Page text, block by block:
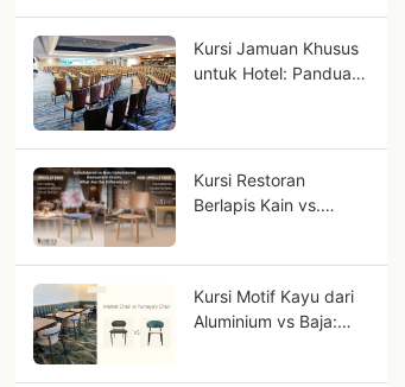
Jemaat Anda?
Kursi Jamuan Khusus
untuk Hotel: Panduan
Kursi Restoran
Berlapis Kain vs.
Kursi Motif Kayu dari
Aluminium vs Baja: